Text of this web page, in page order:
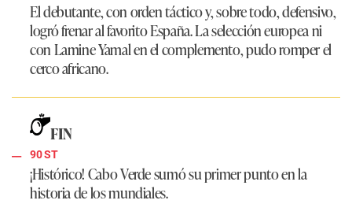
El debutante, con orden táctico y, sobre todo, defensivo,
logró frenar al favorito España. La selección europea ni
con Lamine Yamal en el complemento, pudo romper el
cerco africano.
FIN
90 ST
¡Histórico! Cabo Verde sumó su primer punto en la
historia de los mundiales.